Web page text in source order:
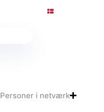
Personer i netværk